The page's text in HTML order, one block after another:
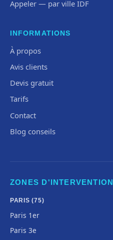
Appeler — par ville IDF
INFORMATIONS
À propos
Avis clients
Devis gratuit
Tarifs
Contact
Blog conseils
ZONES D'INTERVENTION
PARIS (75)
Paris 1er
Paris 3e